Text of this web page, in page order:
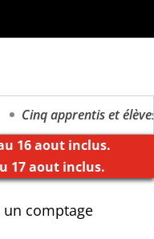
Cinq apprentis et élèves
16 aout inclus.
17 aout inclus.
comptage